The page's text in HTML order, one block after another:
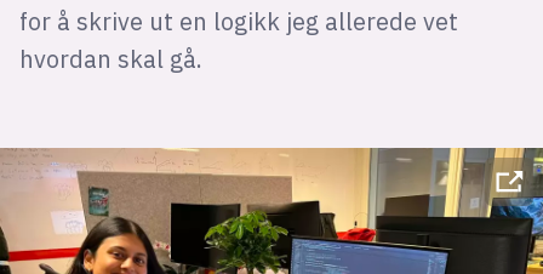
for å skrive ut en logikk jeg allerede vet
hvordan skal gå.